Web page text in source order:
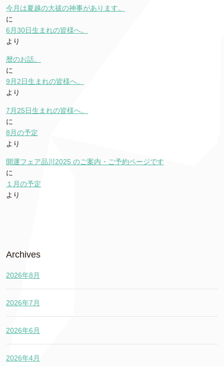
今月は夏越の大祓の神事があります。
に
6月30日生まれの皆様へ。
より
暦のお話。
に
9月2日生まれの皆様へ。
より
7月25日生まれの皆様へ。
に
8月の予定
より
開運フェア品川2025 のご案内・ご予約ページです
に
１月の予定
より
Archives
2026年8月
2026年7月
2026年6月
2026年4月